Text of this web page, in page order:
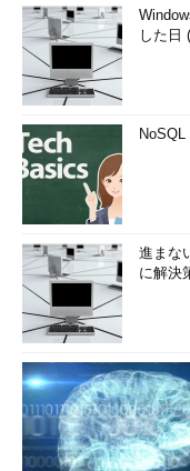
した日
NoSQL
進まな
に解決